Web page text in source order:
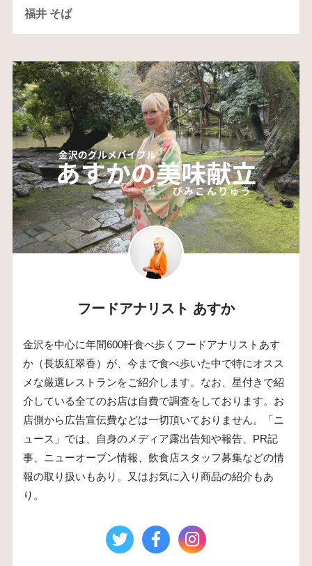
福井 そば
フードアナリスト あすか
金沢を中心に年間600軒食べ歩くフードアナリストあす
か（長坂紅翠香）が、今まで食べ歩いた中で特にオスス
メな厳選レストランをご紹介します。なお、星付きで紹
介している全てのお店は自費で調査をしております。お
店側から広告宣伝費などは一切頂いておりません。「ニ
ュース」では、自身のメディア露出告知や報告、PR記
事、ニューオープン情報、飲食店スタッフ募集などの情
報の取り扱いもあり。又はお気に入り商品の紹介もあ
り。